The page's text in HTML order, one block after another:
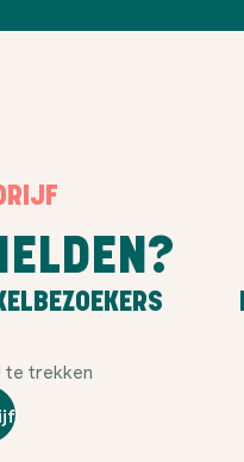
te trekken